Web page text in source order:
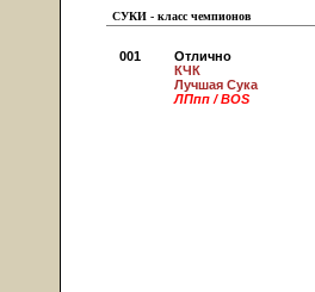
СУКИ - класс чемпионов
001
Отлично
КЧК
Лучшая Сука
ЛПпп / BOS